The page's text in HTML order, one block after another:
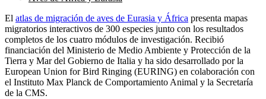
El atlas de migración de aves de Eurasia y África presenta mapas
migratorios interactivos de 300 especies junto con los resultados
completos de los cuatro módulos de investigación. Recibió
financiación del Ministerio de Medio Ambiente y Protección de la
Tierra y Mar del Gobierno de Italia y ha sido desarrollado por la
European Union for Bird Ringing (EURING) en colaboración con
el Instituto Max Planck de Comportamiento Animal y la Secretaría
de la CMS.